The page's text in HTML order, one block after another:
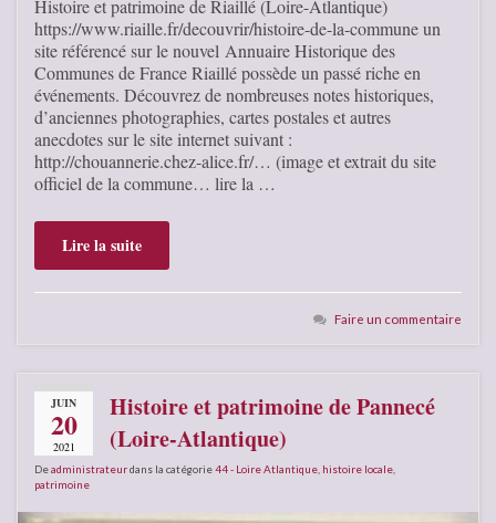
Histoire et patrimoine de Riaillé (Loire-Atlantique)
https://www.riaille.fr/decouvrir/histoire-de-la-commune un
site référencé sur le nouvel Annuaire Historique des
Communes de France Riaillé possède un passé riche en
événements. Découvrez de nombreuses notes historiques,
d’anciennes photographies, cartes postales et autres
anecdotes sur le site internet suivant :
http://chouannerie.chez-alice.fr/… (image et extrait du site
officiel de la commune… lire la …
Lire la suite
Faire un commentaire
JUIN
20
2021
Histoire et patrimoine de Pannecé
(Loire-Atlantique)
Deadministrateurdans la catégorie44 - Loire Atlantique histoire locale
patrimoine